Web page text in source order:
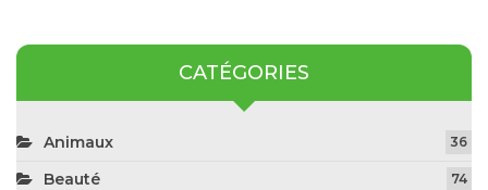
CATÉGORIES
Animaux 36
Beauté 74